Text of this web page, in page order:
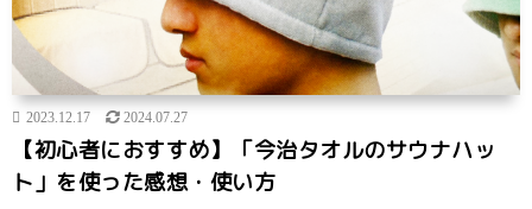
2023.12.17 2024.07.27
【初心者におすすめ】「今治タオルのサウナハッ
ト」を使った感想・使い方